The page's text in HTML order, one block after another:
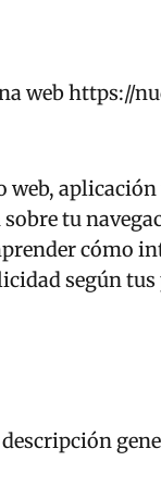
web https://
web,
tu
cómo
según